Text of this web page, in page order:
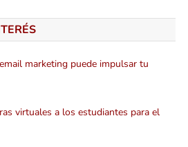
marketing puede impulsar tu
virtuales a los estudiantes para el